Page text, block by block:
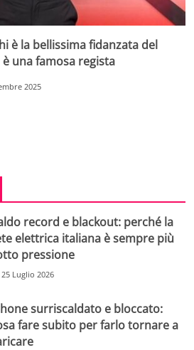
è la bellissima fidanzata del
una famosa regista
2025
record e blackout: perché la
elettrica italiana è sempre più
pressione
25 Luglio 2026
surriscaldato e bloccato:
fare subito per farlo tornare a